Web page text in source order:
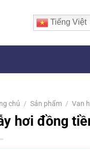
Tiếng Việt
chủ / Sản phẩm / Van
hơi đồng